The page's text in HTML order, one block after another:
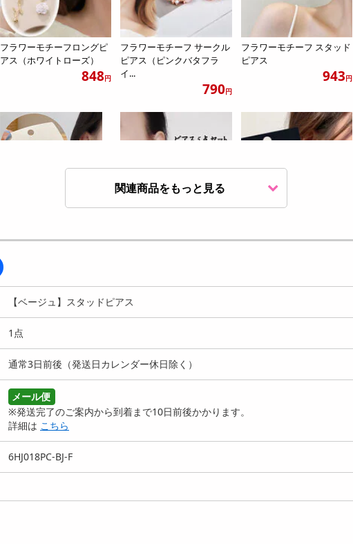
フラワーモチーフロングピ
アス（ホワイトローズ）
848円
フラワーモチーフ サークル
ピアス（ピンクバタフラ
イ...
790円
フラワーモチーフ スタッド
ピアス
943円
943円
2wayパールピアス スクエ
アフレーム
【ゴールド】揺れるパール
ピアス
ピアス
関連商品をもっと見る
【ベージュ】スタッドピアス
1点
通常3日前後（発送日カレンダー休日除く）
メール便
※発送完了のご案内から到着まで10日前後かかります。
詳細は こちら
6HJ018PC-BJ-F